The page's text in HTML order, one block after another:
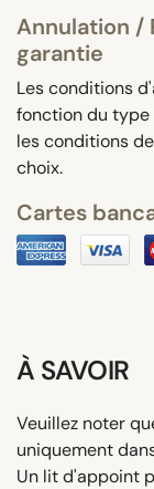
Annulation /
garantie
Les conditions
fonction du type
les conditions
choix.
Cartes
À SAVOIR
Veuillez noter
uniquement
Un lit d'appoint